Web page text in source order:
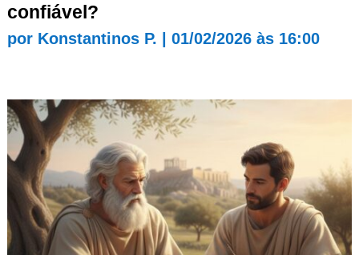
confiável?
por Konstantinos P. 01/02/2026 às 16:00